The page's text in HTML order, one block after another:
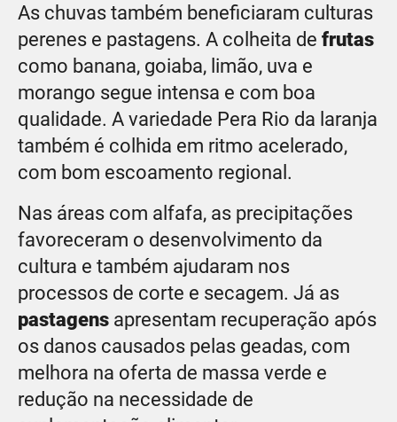
As chuvas também beneficiaram culturas
perenes e pastagens. A colheita de frutas
como banana, goiaba, limão, uva e
morango segue intensa e com boa
qualidade. A variedade Pera Rio da laranja
também é colhida em ritmo acelerado,
com bom escoamento regional.
Nas áreas com alfafa, as precipitações
favoreceram o desenvolvimento da
cultura e também ajudaram nos
processos de corte e secagem. Já as
pastagens apresentam recuperação após
os danos causados pelas geadas, com
melhora na oferta de massa verde e
redução na necessidade de